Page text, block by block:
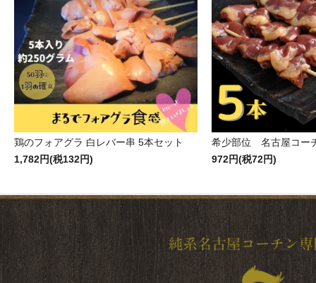
鶏のフォアグラ 白レバー串 5本セット
1,782円(税132円)
希少部位 名古屋コー
972円(税72円)